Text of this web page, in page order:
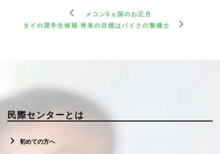
メコン5ヵ国のお正月
タイの奨学生候補 将来の目標はバイクの整備士
民際センターとは
初めての方へ